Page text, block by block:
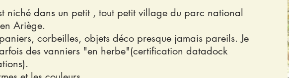
niché dans un petit , tout petit village du parc national
Ariège.
corbeilles, objets déco presque jamais pareils. Je
des vanniers "en herbe"(certification datadock